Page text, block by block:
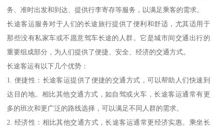
务、准时出发和到达、提供行李寄存等服务，以满足乘客的需求。
长途客运服务对于人们的长途旅行提供了便利和舒适，尤其适用于
那些没有私家车或不愿意驾车长途的人群。它是城市间交通出行的
重要组成部分，为人们提供了便捷、安全、经济的交通方式。
长途客运有以下几个优势：
1. 便捷性：长途客运提供了便捷的交通方式，可以帮助人们快速到
达目的地。相比其他交通方式，如自驾或火车，长途客运通常有更
多的班次和更广泛的路线选择，可以满足不同人群的需求。
2. 经济性：相比其他交通方式，长途客运通常更经济实惠。乘坐长